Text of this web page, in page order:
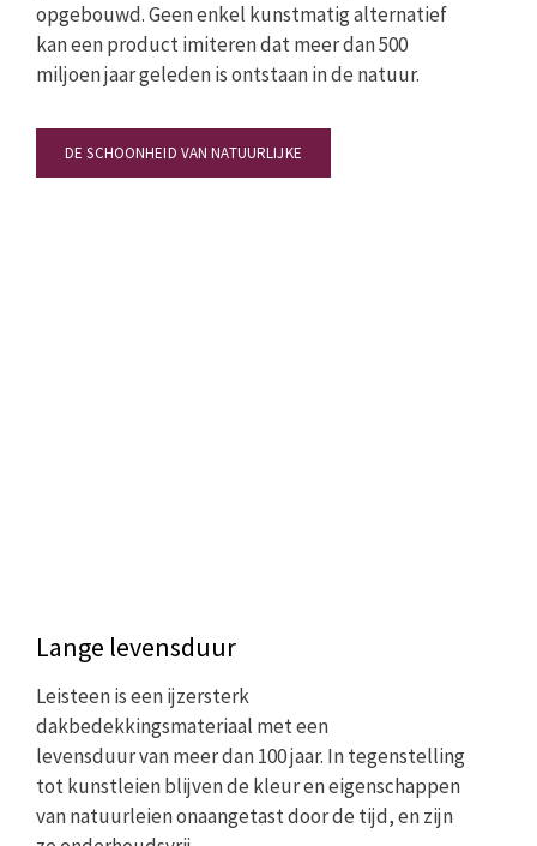
opgebouwd. Geen enkel kunstmatig alternatief
kan een product imiteren dat meer dan 500
miljoen jaar geleden is ontstaan in de natuur.
DE SCHOONHEID VAN NATUURLIJKE
Lange levensduur
Leisteen is een ijzersterk
dakbedekkingsmateriaal met een
levensduur van meer dan 100 jaar. In tegenstelling
tot kunstleien blijven de kleur en eigenschappen
van natuurleien onaangetast door de tijd, en zijn